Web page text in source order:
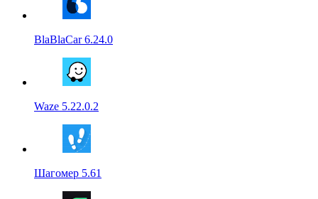
BlaBlaCar 6.24.0
Waze 5.22.0.2
Шагомер 5.61